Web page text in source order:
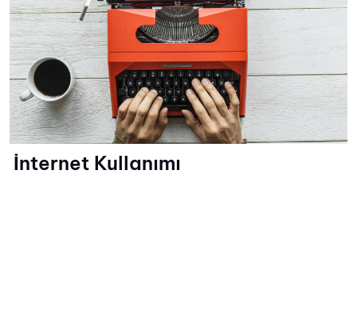
İnternet Kullanımı